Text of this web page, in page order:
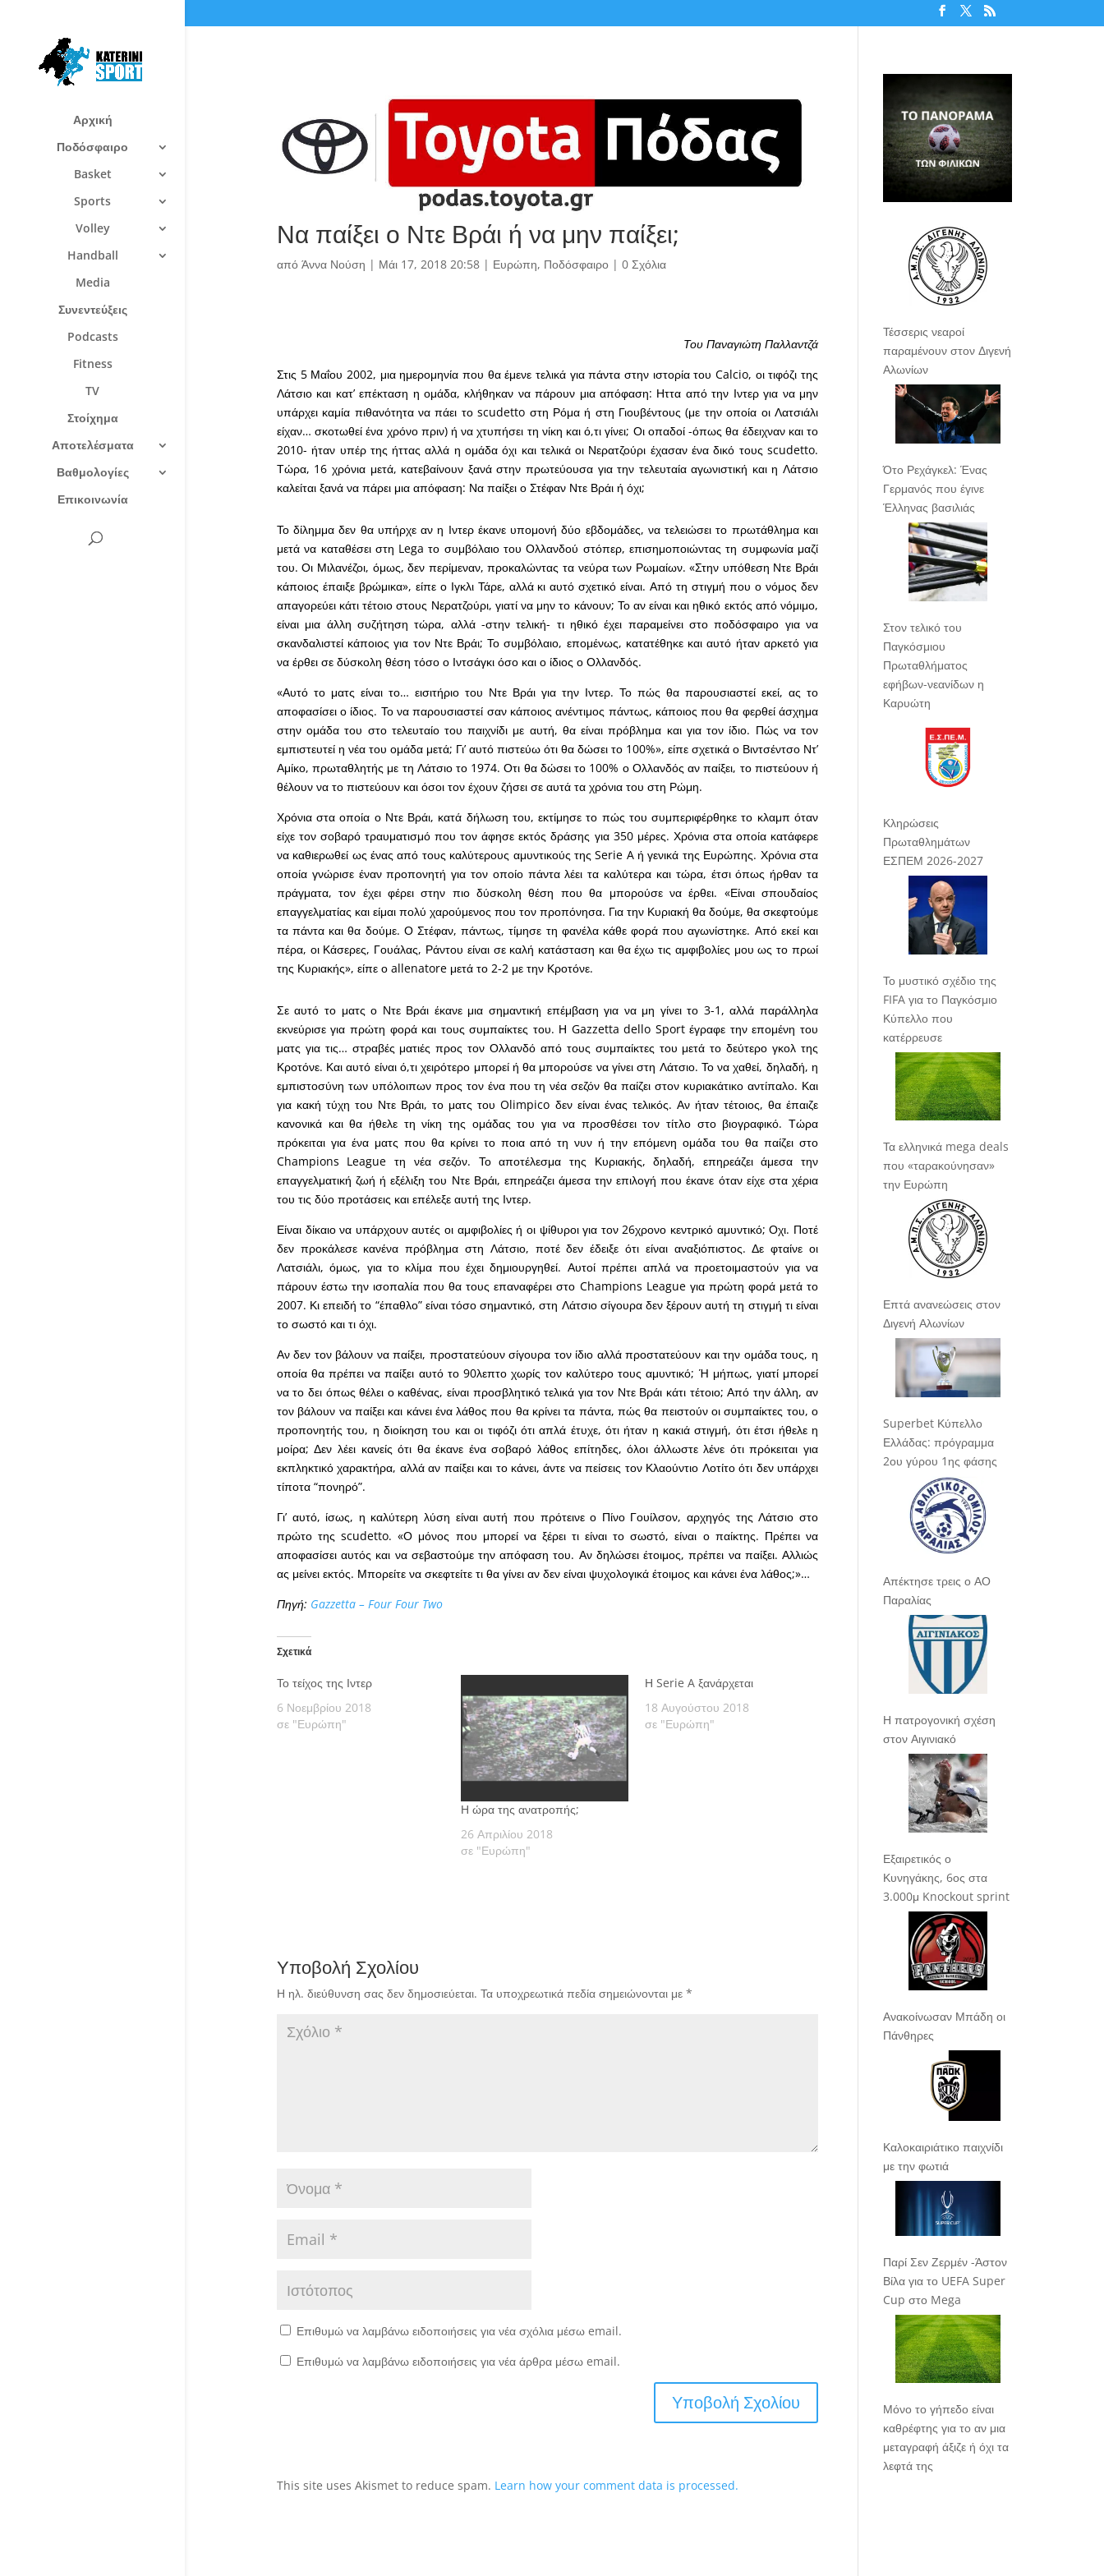
Αρχική
Ποδόσφαιρο
Basket
Sports
Volley
Handball
Media
Συνεντεύξεις
Podcasts
Fitness
TV
Στοίχημα
Αποτελέσματα
Βαθμολογίες
Επικοινωνία
Να παίξει ο Ντε Βράι ή να μην παίξει;
από Άννα Νούση | Μάι 17, 2018 20:58| Ευρώπη, Ποδόσφαιρο| 0 Σχόλια
Του Παναγιώτη Παλλαντζά
Στις 5 Μαΐου 2002, μια ημερομηνία που θα έμενε τελικά για πάντα στην ιστορία του Calcio, οι τιφόζι της
Λάτσιο και κατ’ επέκταση η ομάδα, κλήθηκαν να πάρουν μια απόφαση: Ηττα από την Ιντερ για να μην
υπάρχει καμία πιθανότητα να πάει το scudetto στη Ρόμα ή στη Γιουβέντους (με την οποία οι Λατσιάλι
είχαν… σκοτωθεί ένα χρόνο πριν) ή να χτυπήσει τη νίκη και ό,τι γίνει; Οι οπαδοί -όπως θα έδειχναν και το
2010- ήταν υπέρ της ήττας αλλά η ομάδα όχι και τελικά οι Νερατζούρι έχασαν ένα δικό τους scudetto.
Τώρα, 16 χρόνια μετά, κατεβαίνουν ξανά στην πρωτεύουσα για την τελευταία αγωνιστική και η Λάτσιο
καλείται ξανά να πάρει μια απόφαση: Να παίξει ο Στέφαν Ντε Βράι ή όχι;
Το δίλημμα δεν θα υπήρχε αν η Ιντερ έκανε υπομονή δύο εβδομάδες, να τελειώσει το πρωτάθλημα και
μετά να καταθέσει στη Lega το συμβόλαιο του Ολλανδού στόπερ, επισημοποιώντας τη συμφωνία μαζί
του. Οι Μιλανέζοι, όμως, δεν περίμεναν, προκαλώντας τα νεύρα των Ρωμαίων. «Στην υπόθεση Ντε Βράι
κάποιος έπαιξε βρώμικα», είπε ο Ιγκλι Τάρε, αλλά κι αυτό σχετικό είναι. Από τη στιγμή που ο νόμος δεν
απαγορεύει κάτι τέτοιο στους Νερατζούρι, γιατί να μην το κάνουν; Το αν είναι και ηθικό εκτός από νόμιμο,
είναι μια άλλη συζήτηση τώρα, αλλά -στην τελική- τι ηθικό έχει παραμείνει στο ποδόσφαιρο για να
σκανδαλιστεί κάποιος για τον Ντε Βράι; Το συμβόλαιο, επομένως, κατατέθηκε και αυτό ήταν αρκετό για
να έρθει σε δύσκολη θέση τόσο ο Ιντσάγκι όσο και ο ίδιος ο Ολλανδός.
«Αυτό το ματς είναι το… εισιτήριο του Ντε Βράι για την Ιντερ. Το πώς θα παρουσιαστεί εκεί, ας το
αποφασίσει ο ίδιος. Το να παρουσιαστεί σαν κάποιος ανέντιμος πάντως, κάποιος που θα φερθεί άσχημα
στην ομάδα του στο τελευταίο του παιχνίδι με αυτή, θα είναι πρόβλημα και για τον ίδιο. Πώς να τον
εμπιστευτεί η νέα του ομάδα μετά; Γι’ αυτό πιστεύω ότι θα δώσει το 100%», είπε σχετικά ο Βιντσέντσο Ντ’
Αμίκο, πρωταθλητής με τη Λάτσιο το 1974. Οτι θα δώσει το 100% ο Ολλανδός αν παίξει, το πιστεύουν ή
θέλουν να το πιστεύουν και όσοι τον έχουν ζήσει σε αυτά τα χρόνια του στη Ρώμη.
Χρόνια στα οποία ο Ντε Βράι, κατά δήλωση του, εκτίμησε το πώς του συμπεριφέρθηκε το κλαμπ όταν
είχε τον σοβαρό τραυματισμό που τον άφησε εκτός δράσης για 350 μέρες. Χρόνια στα οποία κατάφερε
να καθιερωθεί ως ένας από τους καλύτερους αμυντικούς της Serie A ή γενικά της Ευρώπης. Χρόνια στα
οποία γνώρισε έναν προπονητή για τον οποίο πάντα λέει τα καλύτερα και τώρα, έτσι όπως ήρθαν τα
πράγματα, τον έχει φέρει στην πιο δύσκολη θέση που θα μπορούσε να έρθει. «Είναι σπουδαίος
επαγγελματίας και είμαι πολύ χαρούμενος που τον προπόνησα. Για την Κυριακή θα δούμε, θα σκεφτούμε
τα πάντα και θα δούμε. Ο Στέφαν, πάντως, τίμησε τη φανέλα κάθε φορά που αγωνίστηκε. Από εκεί και
πέρα, οι Κάσερες, Γουάλας, Ράντου είναι σε καλή κατάσταση και θα έχω τις αμφιβολίες μου ως το πρωί
της Κυριακής», είπε ο allenatore μετά το 2-2 με την Κροτόνε.
Σε αυτό το ματς ο Ντε Βράι έκανε μια σημαντική επέμβαση για να μη γίνει το 3-1, αλλά παράλληλα
εκνεύρισε για πρώτη φορά και τους συμπαίκτες του. Η Gazzetta dello Sport έγραφε την επομένη του
ματς για τις… στραβές ματιές προς τον Ολλανδό από τους συμπαίκτες του μετά το δεύτερο γκολ της
Κροτόνε. Και αυτό είναι ό,τι χειρότερο μπορεί ή θα μπορούσε να γίνει στη Λάτσιο. Το να χαθεί, δηλαδή, η
εμπιστοσύνη των υπόλοιπων προς τον ένα που τη νέα σεζόν θα παίζει στον κυριακάτικο αντίπαλο. Και
για κακή τύχη του Ντε Βράι, το ματς του Olimpico δεν είναι ένας τελικός. Αν ήταν τέτοιος, θα έπαιζε
κανονικά και θα ήθελε τη νίκη της ομάδας του για να προσθέσει τον τίτλο στο βιογραφικό. Τώρα
πρόκειται για ένα ματς που θα κρίνει το ποια από τη νυν ή την επόμενη ομάδα του θα παίζει στο
Champions League τη νέα σεζόν. Το αποτέλεσμα της Κυριακής, δηλαδή, επηρεάζει άμεσα την
επαγγελματική ζωή ή εξέλιξη του Ντε Βράι, επηρεάζει άμεσα την επιλογή που έκανε όταν είχε στα χέρια
του τις δύο προτάσεις και επέλεξε αυτή της Ιντερ.
Είναι δίκαιο να υπάρχουν αυτές οι αμφιβολίες ή οι ψίθυροι για τον 26χρονο κεντρικό αμυντικό; Οχι. Ποτέ
δεν προκάλεσε κανένα πρόβλημα στη Λάτσιο, ποτέ δεν έδειξε ότι είναι αναξιόπιστος. Δε φταίνε οι
Λατσιάλι, όμως, για το κλίμα που έχει δημιουργηθεί. Αυτοί πρέπει απλά να προετοιμαστούν για να
πάρουν έστω την ισοπαλία που θα τους επαναφέρει στο Champions League για πρώτη φορά μετά το
2007. Κι επειδή το “έπαθλο” είναι τόσο σημαντικό, στη Λάτσιο σίγουρα δεν ξέρουν αυτή τη στιγμή τι είναι
το σωστό και τι όχι.
Αν δεν τον βάλουν να παίξει, προστατεύουν σίγουρα τον ίδιο αλλά προστατεύουν και την ομάδα τους, η
οποία θα πρέπει να παίξει αυτό το 90λεπτο χωρίς τον καλύτερο τους αμυντικό; Ή μήπως, γιατί μπορεί
να το δει όπως θέλει ο καθένας, είναι προσβλητικό τελικά για τον Ντε Βράι κάτι τέτοιο; Από την άλλη, αν
τον βάλουν να παίξει και κάνει ένα λάθος που θα κρίνει τα πάντα, πώς θα πειστούν οι συμπαίκτες του, ο
προπονητής του, η διοίκηση του και οι τιφόζι ότι απλά έτυχε, ότι ήταν η κακιά στιγμή, ότι έτσι ήθελε η
μοίρα; Δεν λέει κανείς ότι θα έκανε ένα σοβαρό λάθος επίτηδες, όλοι άλλωστε λένε ότι πρόκειται για
εκπληκτικό χαρακτήρα, αλλά αν παίξει και το κάνει, άντε να πείσεις τον Κλαούντιο Λοτίτο ότι δεν υπάρχει
τίποτα “πονηρό”.
Γι’ αυτό, ίσως, η καλύτερη λύση είναι αυτή που πρότεινε ο Πίνο Γουίλσον, αρχηγός της Λάτσιο στο
πρώτο της scudetto. «Ο μόνος που μπορεί να ξέρει τι είναι το σωστό, είναι ο παίκτης. Πρέπει να
αποφασίσει αυτός και να σεβαστούμε την απόφαση του. Αν δηλώσει έτοιμος, πρέπει να παίξει. Αλλιώς
ας μείνει εκτός. Μπορείτε να σκεφτείτε τι θα γίνει αν δεν είναι ψυχολογικά έτοιμος και κάνει ένα λάθος;»…
Πηγή: Gazzetta – Four Four Two
Σχετικά
Το τείχος της Ιντερ
6 Νοεμβρίου 2018
σε "Ευρώπη"
Η ώρα της ανατροπής;
26 Απριλίου 2018
σε "Ευρώπη"
Η Serie A ξανάρχεται
18 Αυγούστου 2018
σε "Ευρώπη"
Υποβολή Σχολίου
Η ηλ. διεύθυνση σας δεν δημοσιεύεται. Τα υποχρεωτικά πεδία σημειώνονται με *
Επιθυμώ να λαμβάνω ειδοποιήσεις για νέα σχόλια μέσω email.
Επιθυμώ να λαμβάνω ειδοποιήσεις για νέα άρθρα μέσω email.
This site uses Akismet to reduce spam. Learn how your comment data is processed.
Τέσσερις νεαροί
παραμένουν στον Διγενή
Αλωνίων
Ότο Ρεχάγκελ: Ένας
Γερμανός που έγινε
Έλληνας βασιλιάς
Στον τελικό του
Παγκόσμιου
Πρωταθλήματος
εφήβων-νεανίδων η
Καρυώτη
Κληρώσεις
Πρωταθλημάτων
ΕΣΠΕΜ 2026-2027
Το μυστικό σχέδιο της
FIFA για το Παγκόσμιο
Κύπελλο που
κατέρρευσε
Τα ελληνικά mega deals
που «ταρακούνησαν»
την Ευρώπη
Επτά ανανεώσεις στον
Διγενή Αλωνίων
Superbet Κύπελλο
Ελλάδας: πρόγραμμα
2ου γύρου 1ης φάσης
Απέκτησε τρεις ο ΑΟ
Παραλίας
Η πατρογονική σχέση
στον Αιγινιακό
Εξαιρετικός ο
Κυνηγάκης, 6ος στα
3.000μ Knockout sprint
Ανακοίνωσαν Μπάδη οι
Πάνθηρες
Καλοκαιριάτικο παιχνίδι
με την φωτιά
Παρί Σεν Ζερμέν -Άστον
Βίλα για το UEFA Super
Cup στο Mega
Μόνο το γήπεδο είναι
καθρέφτης για το αν μια
μεταγραφή άξιζε ή όχι τα
λεφτά της